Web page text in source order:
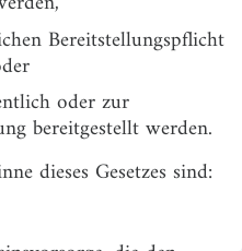
Bereitstellungspflicht
oder zur
bereitgestellt werden.
dieses Gesetzes sind: